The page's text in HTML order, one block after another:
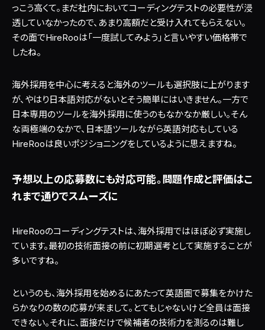
っこう高くて。まだ社内においてコーディングテストの必要性が浸
透していなかったので、あまり高額だと受け入れてもらえない。
その面でHireRooは「一度試してみよう」と言いやすい価格帯で
したね。
海外採用を中心に考えると海外のツールも選択肢に上がります
が、やはり日本語対応がないとそう簡単にはいきません。一方で
日本専用のツールを海外採用に使うのもなかなか厳しい。そん
な両極端のなかで、日本語ツールながら英語対応もしている
HireRooは良いポジショニングをしているように思えますね。
予想以上の応募数にも対応可能。問題作成と評価はこ
れまで通りでスムーズに
HireRooのコーディングテストは、海外採用ではほぼ必ず実施し
ています。最初の技術面接の前に初期選考として実施することが
多いですね。
というのも、海外採用を始めるにあたって英語圏で募集をかけた
らかなりの数の応募が来まして。とてもじゃないけど全員は面接
できない。それに、面接だけで候補者の技術力を測るのは難し